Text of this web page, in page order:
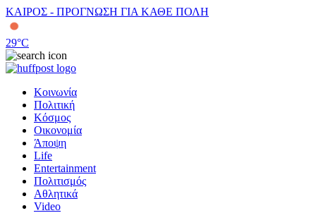
ΚΑΙΡΟΣ - ΠΡΟΓΝΩΣΗ ΓΙΑ ΚΑΘΕ ΠΟΛΗ
29°C
Κοινωνία
Πολιτική
Κόσμος
Οικονομία
Άποψη
Life
Entertainment
Πολιτισμός
Αθλητικά
Video